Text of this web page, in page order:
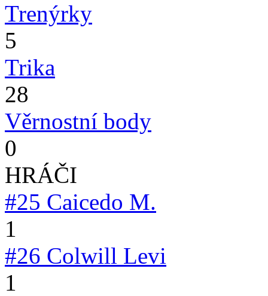
Trenýrky
5
Trika
28
Věrnostní body
0
HRÁČI
#25 Caicedo M.
1
#26 Colwill Levi
1